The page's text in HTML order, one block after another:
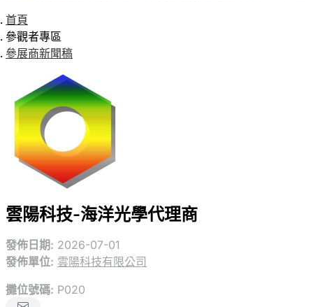
首頁
參觀者專區
參展商新聞稿
雲陽科技-海洋光學代理商
發佈日期: 2026-07-01
發佈單位: 雲陽科技有限公司
攤位號碼: P020